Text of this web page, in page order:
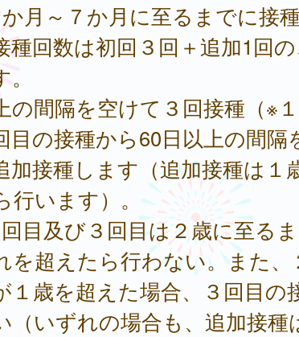
月～７か月に至るまでに接
種回数は初回３回＋追加1回
の間隔を空けて３回接種（※
目の接種から60日以上の間隔
加接種します（追加接種は１
行います）。
目及び３回目は２歳に至る
を超えたら行わない。また、
１歳を超えた場合、３回目の
（いずれの場合も、追加接種